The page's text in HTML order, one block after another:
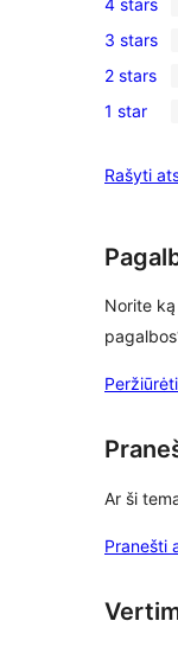
5-
star
review
0
4-
star
reviews
0
3-
star
3 stars
0
2-
reviews
2 stars
0
star
1 star
Rašyti
Norite
Ar ši
Pranešti